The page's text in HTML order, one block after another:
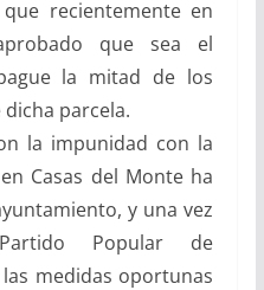
recientemente en
que sea el
la mitad de los
parcela.
la impunidad con la
Casas del Monte ha
y una vez
Popular de
medidas oportunas